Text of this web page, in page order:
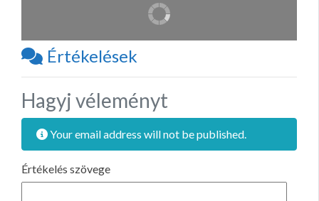
Értékelések
Hagyj véleményt
Your email address will not be published.
Értékelés szövege